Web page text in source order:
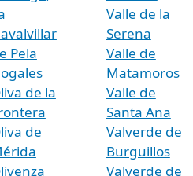
Pela
de la
de
Valle de la
Serena
Valle de
Matamoros
Valle de
Santa Ana
Valverde de
Burguillos
Valverde de